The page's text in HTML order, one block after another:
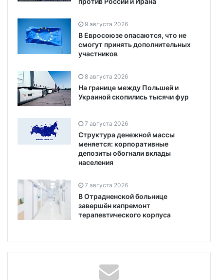
9 августа 2026
В Евросоюзе опасаются, что не
смогут принять дополнительных
участников
8 августа 2026
На границе между Польшей и
Украиной скопились тысячи фур
7 августа 2026
Структура денежной массы
меняется: корпоративные
депозиты обогнали вклады
населения
7 августа 2026
В Отрадненской больнице
завершён капремонт
терапевтического корпуса